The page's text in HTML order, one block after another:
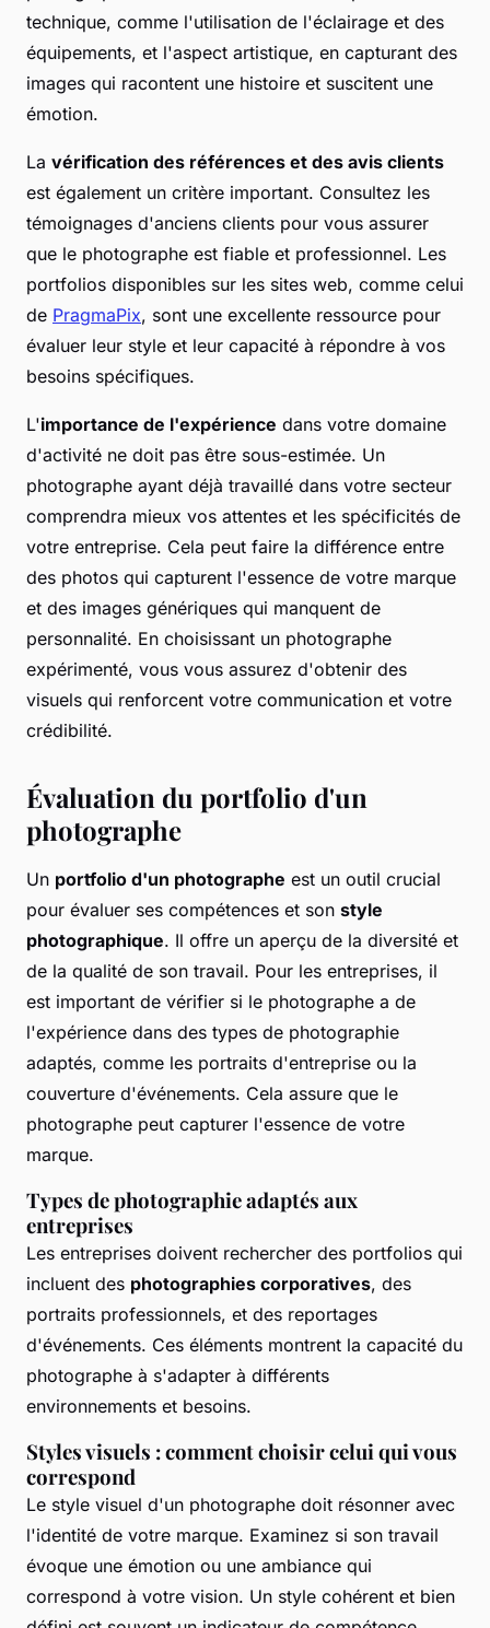
technique, comme l'utilisation de l'éclairage et des
équipements, et l'aspect artistique, en capturant des
images qui racontent une histoire et suscitent une
émotion.
La vérification des références et des avis clients
est également un critère important. Consultez les
témoignages d'anciens clients pour vous assurer
que le photographe est fiable et professionnel. Les
portfolios disponibles sur les sites web, comme celui
de PragmaPix, sont une excellente ressource pour
évaluer leur style et leur capacité à répondre à vos
besoins spécifiques.
L'importance de l'expérience dans votre domaine
d'activité ne doit pas être sous-estimée. Un
photographe ayant déjà travaillé dans votre secteur
comprendra mieux vos attentes et les spécificités de
votre entreprise. Cela peut faire la différence entre
des photos qui capturent l'essence de votre marque
et des images génériques qui manquent de
personnalité. En choisissant un photographe
expérimenté, vous vous assurez d'obtenir des
visuels qui renforcent votre communication et votre
crédibilité.
Évaluation du portfolio d'un
photographe
Un portfolio d'un photographe est un outil crucial
pour évaluer ses compétences et son style
photographique. Il offre un aperçu de la diversité et
de la qualité de son travail. Pour les entreprises, il
est important de vérifier si le photographe a de
l'expérience dans des types de photographie
adaptés, comme les portraits d'entreprise ou la
couverture d'événements. Cela assure que le
photographe peut capturer l'essence de votre
marque.
Types de photographie adaptés aux
entreprises
Les entreprises doivent rechercher des portfolios qui
incluent des photographies corporatives, des
portraits professionnels, et des reportages
d'événements. Ces éléments montrent la capacité du
photographe à s'adapter à différents
environnements et besoins.
Styles visuels : comment choisir celui qui vous
correspond
Le style visuel d'un photographe doit résonner avec
l'identité de votre marque. Examinez si son travail
évoque une émotion ou une ambiance qui
correspond à votre vision. Un style cohérent et bien